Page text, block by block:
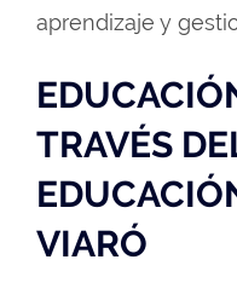
aprendizaje y
TRAVÉS
VIARÓ